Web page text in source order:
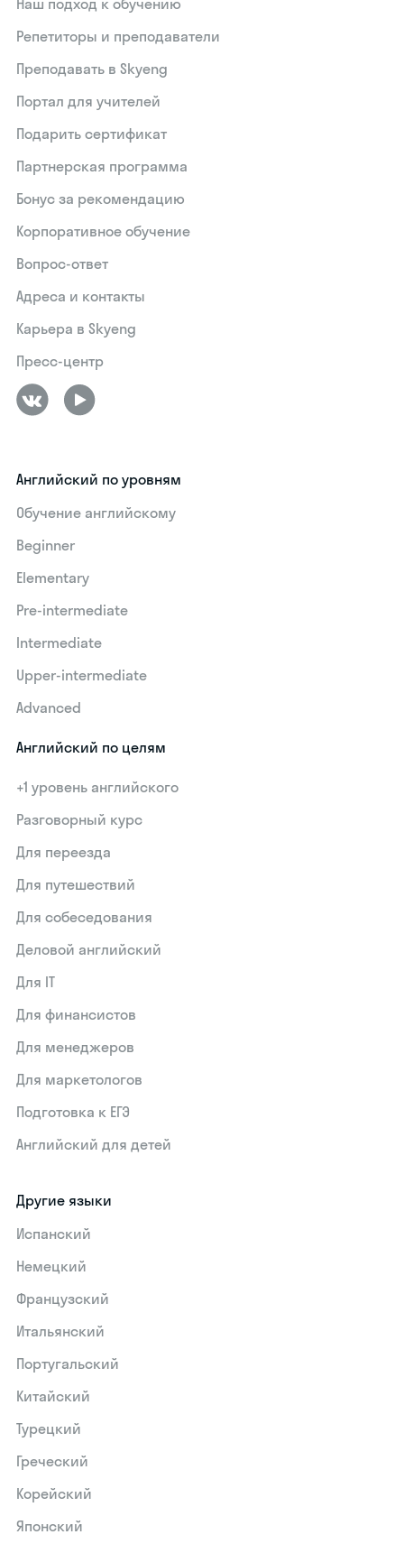
Наш подход к обучению
Репетиторы и преподаватели
Преподавать в Skyeng
Портал для учителей
Подарить сертификат
Партнерская программа
Бонус за рекомендацию
Корпоративное обучение
Вопрос-ответ
Адреса и контакты
Карьера в Skyeng
Пресс-центр
Английский по уровням
Обучение английскому
Beginner
Elementary
Pre-intermediate
Intermediate
Upper-intermediate
Advanced
Английский по целям
+1 уровень английского
Разговорный курс
Для переезда
Для путешествий
Для собеседования
Деловой английский
Для IT
Для финансистов
Для менеджеров
Для маркетологов
Подготовка к ЕГЭ
Английский для детей
Другие языки
Испанский
Немецкий
Французский
Итальянский
Португальский
Китайский
Турецкий
Греческий
Корейский
Японский